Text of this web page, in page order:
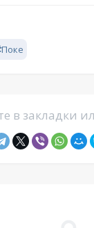
Поке
в закладки